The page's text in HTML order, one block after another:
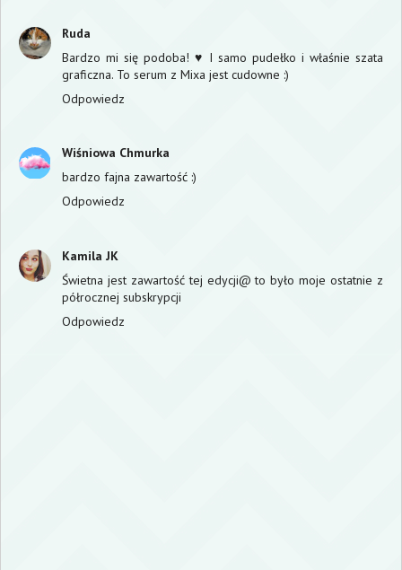
Ruda
Bardzo mi się podoba! ♥ I samo pudełko i właśnie szata
graficzna. To serum z Mixa jest cudowne :)
Odpowiedz
Wiśniowa Chmurka
bardzo fajna zawartość :)
Odpowiedz
Kamila JK
Świetna jest zawartość tej edycji@ to było moje ostatnie z
półrocznej subskrypcji
Odpowiedz